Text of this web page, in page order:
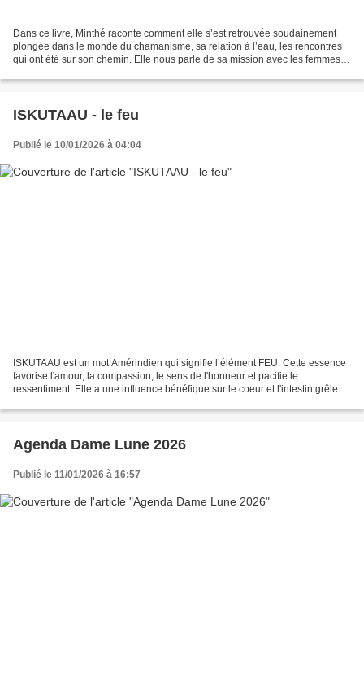
Dans ce livre, Minthé raconte comment elle s’est retrouvée soudainement
plongée dans le monde du chamanisme, sa relation à l’eau, les rencontres
qui ont été sur son chemin. Elle nous parle de sa mission avec les femmes,
ISKUTAAU - le feu
Publié le 10/01/2026 à 04:04
ISKUTAAU est un mot Amérindien qui signifie l’élément FEU. Cette essence
favorise l'amour, la compassion, le sens de l'honneur et pacifie le
ressentiment. Elle a une influence bénéfique sur le coeur et l'intestin grêle
Agenda Dame Lune 2026
Publié le 11/01/2026 à 16:57